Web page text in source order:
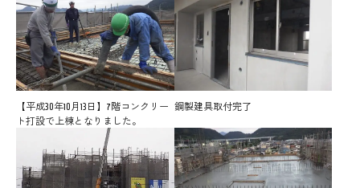
【平成30年10月13日】7階コンクリー
ト打設で上棟となりました。
鋼製建具取付完了